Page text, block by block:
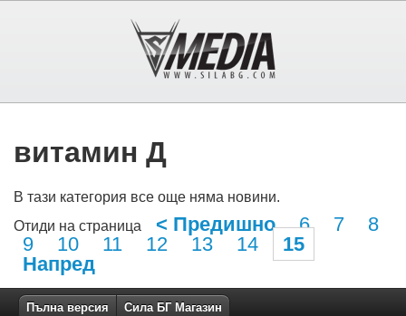
витамин Д
В тази категория все още няма новини.
Отиди на страница
< Предишно 6 7
8
9
10 11 12 13 14
15
Напред
Пълна версия Сила БГ Магазин